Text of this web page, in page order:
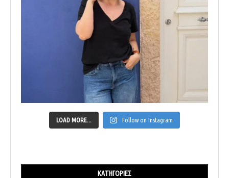
LOAD MORE... Follow on Instagram
ΚΑΤΗΓΟΡΊΕΣ